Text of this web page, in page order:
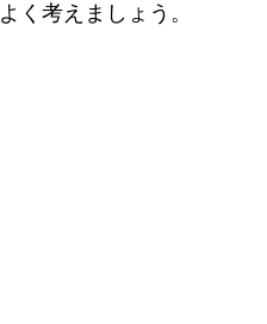
よく考えましょう。